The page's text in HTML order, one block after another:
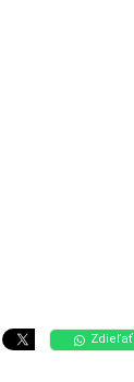
Zdieľať